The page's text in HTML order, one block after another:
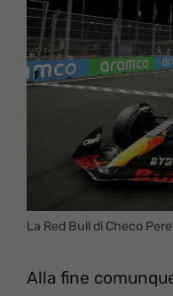
La Red Bull di Checo
Alla fine